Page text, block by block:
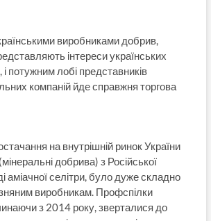
виробниками добрив,
інтереси українських
потужним лобі представників
компаній йде справжня торгова
на внутрішній ринок України
добрива) з Російської
аміачної селітри, було дуже складно
виробникам. Профспілки
з 2014 року, зверталися до